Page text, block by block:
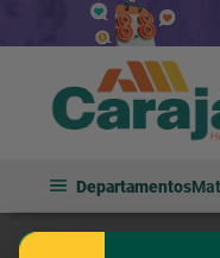
Departamentos